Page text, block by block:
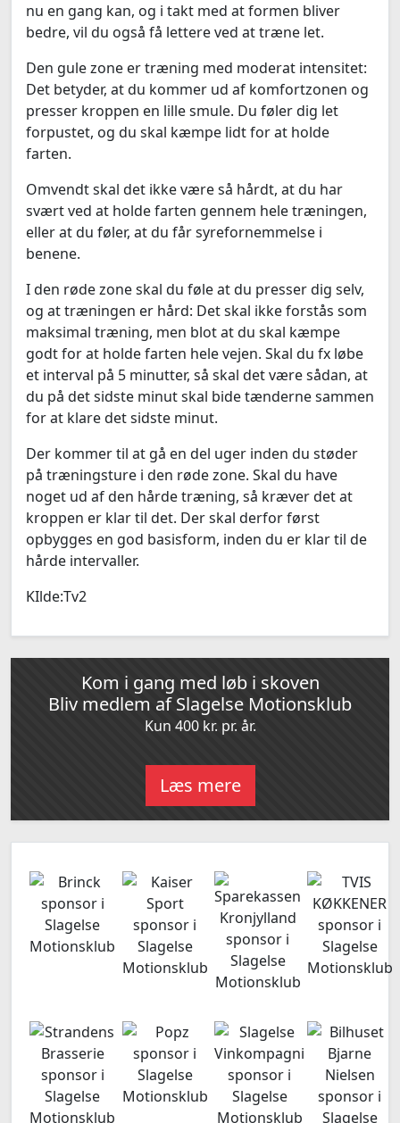
nu en gang kan, og i takt med at formen bliver
bedre, vil du også få lettere ved at træne let.
Den gule zone er træning med moderat intensitet:
Det betyder, at du kommer ud af komfortzonen og
presser kroppen en lille smule. Du føler dig let
forpustet, og du skal kæmpe lidt for at holde
farten.
Omvendt skal det ikke være så hårdt, at du har
svært ved at holde farten gennem hele træningen,
eller at du føler, at du får syrefornemmelse i
benene.
I den røde zone skal du føle at du presser dig selv,
og at træningen er hård: Det skal ikke forstås som
maksimal træning, men blot at du skal kæmpe
godt for at holde farten hele vejen. Skal du fx løbe
et interval på 5 minutter, så skal det være sådan, at
du på det sidste minut skal bide tænderne sammen
for at klare det sidste minut.
Der kommer til at gå en del uger inden du støder
på træningsture i den røde zone. Skal du have
noget ud af den hårde træning, så kræver det at
kroppen er klar til det. Der skal derfor først
opbygges en god basisform, inden du er klar til de
hårde intervaller.
KIlde:Tv2
Kom i gang med løb i skoven
Bliv medlem af Slagelse Motionsklub
Kun 400 kr. pr. år.
Læs mere